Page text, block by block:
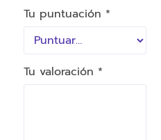
Tu puntuación *
Tu valoración *